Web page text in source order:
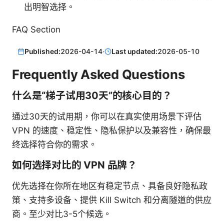
出明智选择。
FAQ Section
Published:2026-04-14· Last updated:2026-05-10
Frequently Asked Questions
什么是“梯子试用30天”的核心目的？
通过30天的试用期，你可以在真实使用场景下评估
VPN 的速度、稳定性、隐私保护以及兼容性，确保最
终选择符合你的需求。
如何选择对比的 VPN 品牌？
优先选择在你所在地区有稳定节点、具备良好隐私政
策、支持多设备、提供 Kill Switch 和分离隧道的供应
商。至少对比3-5个候选。